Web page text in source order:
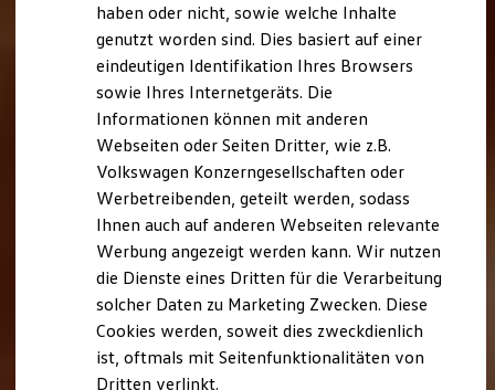
Verbrauchskosten
Kaufoptionen
E-Auto-Förderung
Software und Konnektivität
Die ID. Software 6
ID. Software Versionen und Updates
Digitale Extras
Schnittstellen zu Ihrem ID.
Hybridautos
Marke und Erlebnis
Volkswagen R und R Experience
R-Modelle
R Experience
Driving Experience
Volkswagen entdecken
Werkbesichtigung
Factory visit
T-Roc Kollektion
Golf Kollektion
haben oder nicht, sowie welche Inhalte
genutzt worden sind. Dies basiert auf einer
eindeutigen Identifikation Ihres Browsers
sowie Ihres Internetgeräts. Die
Informationen können mit anderen
Webseiten oder Seiten Dritter, wie z.B.
Volkswagen Konzerngesellschaften oder
Werbetreibenden, geteilt werden, sodass
Ihnen auch auf anderen Webseiten relevante
Werbung angezeigt werden kann. Wir nutzen
die Dienste eines Dritten für die Verarbeitung
solcher Daten zu Marketing Zwecken. Diese
Cookies werden, soweit dies zweckdienlich
ist, oftmals mit Seitenfunktionalitäten von
Dritten verlinkt.